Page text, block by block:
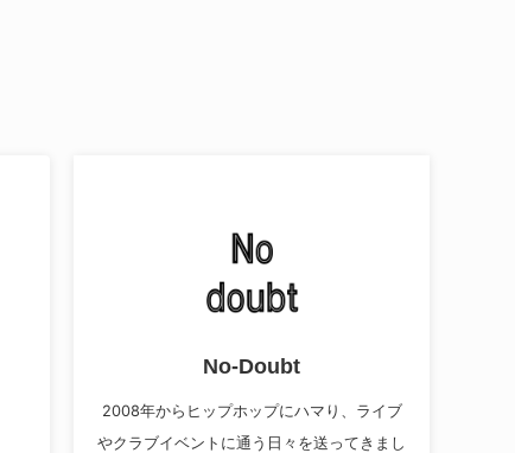
No-Doubt
2008年からヒップホップにハマり、ライブ
やクラブイベントに通う日々を送ってきまし